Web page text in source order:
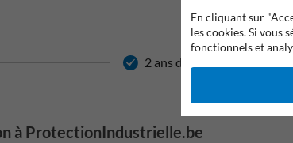
2 ans de garantie fabricant
à ProtectionIndustrielle.be
En cliquant sur
les cookies. Si vous
fonctionnels et